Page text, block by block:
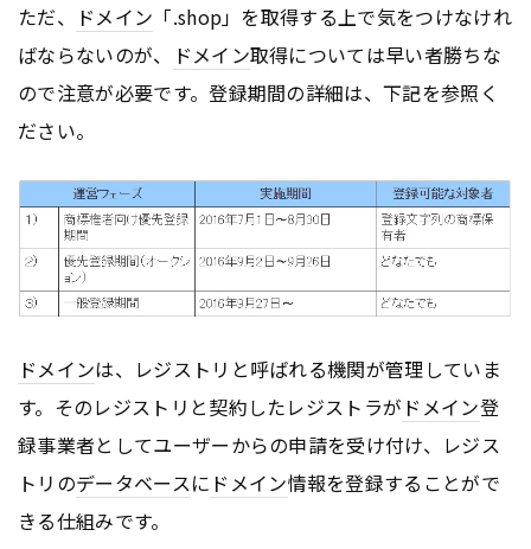
ただ、 ドメイン 「.shop」を取得する上で気をつけなけれ
ばならないのが、
ドメイン取得については早い者勝ちな
ので注意が必要です。登録期間の詳細は、下記を参照く
ださい。
ドメインは、レジストリと呼ばれる機関が管理していま
す。そのレジストリと契約したレジストラが ドメイン登
録事業者としてユーザーからの申請を受け付け、レジス
トリのデータベースに ドメイン情報を登録することがで
きる仕組みです。